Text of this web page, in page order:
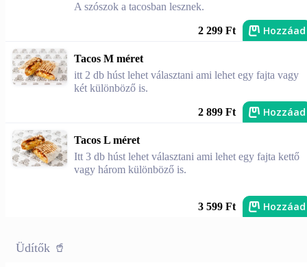
A szószok a tacosban lesznek.
2 299 Ft Hozzáad
Tacos M méret
itt 2 db húst lehet választani ami lehet egy fajta vagy
két különböző is.
2 899 Ft Hozzáad
Tacos L méret
Itt 3 db húst lehet választani ami lehet egy fajta kettő
vagy három különböző is.
3 599 Ft Hozzáad
Üdítők 🥤